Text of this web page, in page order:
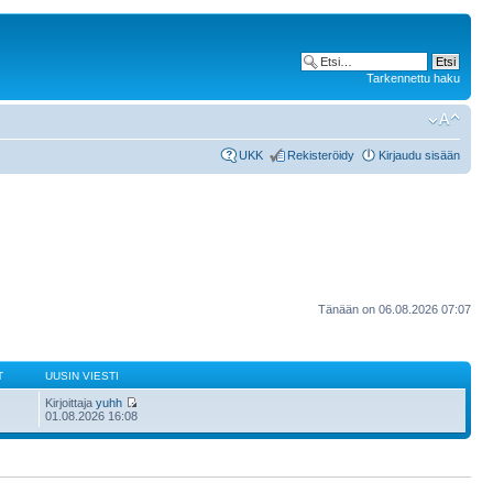
Tarkennettu haku
UKK Rekisteröidy Kirjaudu sisään
Tänään on 06.08.2026 07:07
UUSIN VIESTI
Kirjoittajayuhh
01.08.2026 16:08